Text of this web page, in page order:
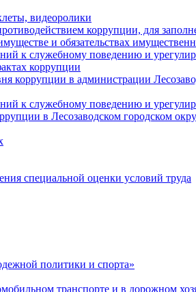
видеоролики
коррупции, для
и обязательствах
к служебному поведению и
коррупции
коррупции в администрации
к служебному поведению и
в Лесозаводском городском
специальной оценки условий труда
политики и спорта»
транспорте и в дорожном